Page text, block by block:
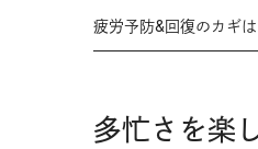
疲労予防&回復のカギは
多忙さを楽